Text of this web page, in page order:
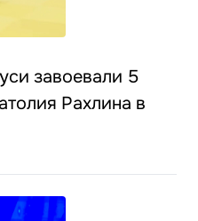
завоевали 5
Рахлина в